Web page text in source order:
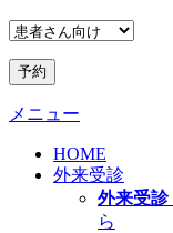
予約
メニュー
HOME
外来受診
外来受診
ら